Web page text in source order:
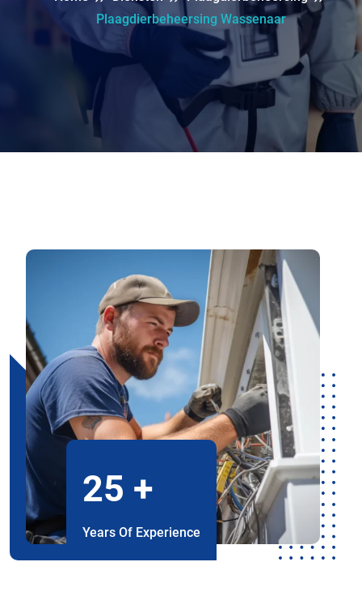
Plaagdierbeheersing Wassenaar
25 +
Years Of Experience